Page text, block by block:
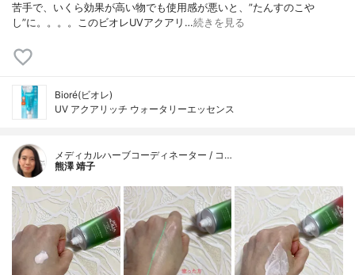
苦手で、いくら効果が高い物でも使用感が悪いと、”たんすのこや
し”に。。。。このビオレUVアクアリ…続きを見る
Bioré(ビオレ)
UV アクアリッチ ウォータリーエッセンス
メディカルハーブコーディネーター / コ…
熊澤 靖子